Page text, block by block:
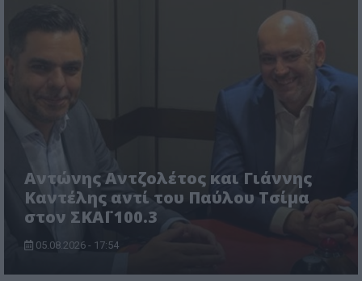
Αντώνης Αντζολέτος και Γιάννης
Καντέλης αντί του Παύλου Τσίμα
στον ΣΚΑΪ 100.3
05.08.2026 - 17:54